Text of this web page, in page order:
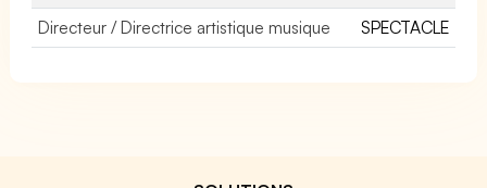
Directeur / Directrice artistique musique
SPECTACLE